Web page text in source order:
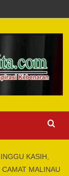
KASIH,
MALINAU